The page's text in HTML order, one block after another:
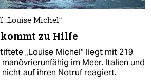
„Louise Michel“
kommt zu Hilfe
„Louise Michel“ liegt mit 219
im Meer. Italien und
auf ihren Notruf reagiert.